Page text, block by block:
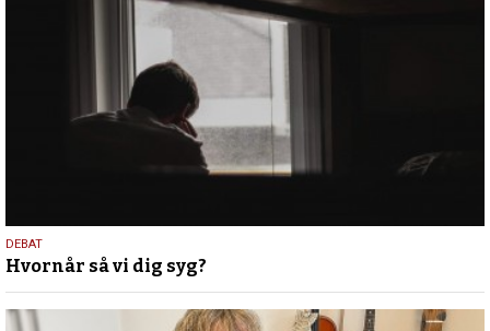
18.
august
2022
DEBAT
Hvornår så vi dig syg?